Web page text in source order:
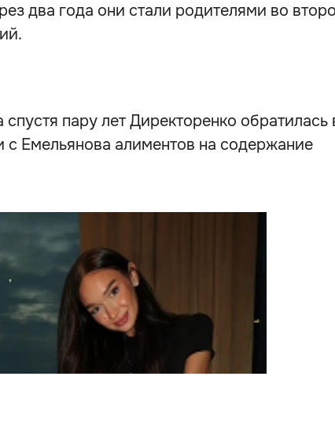
два года они стали родителями во
спустя пару лет Директоренко обратилась
с Емельянова алиментов на содержание